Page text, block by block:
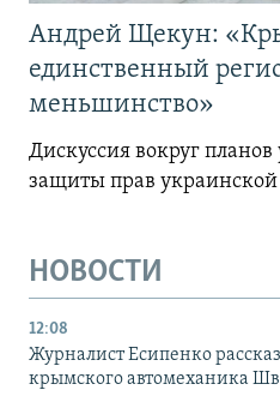
Андрей Щекун:
единственный
меньшинство»
Дискуссия вокруг
защиты прав
НОВОСТИ
12:08
Журналист Есипенко
крымского автомеханика